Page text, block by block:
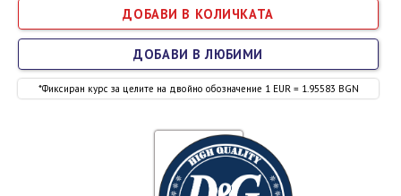
*Фиксиран курс за целите на двойно обозначение 1 EUR = 1.95583 BGN
ДОБАВИ В ЛЮБИМИ